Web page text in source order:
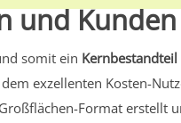
und
somit ein
exzellenten Kosten-
Format erstellt